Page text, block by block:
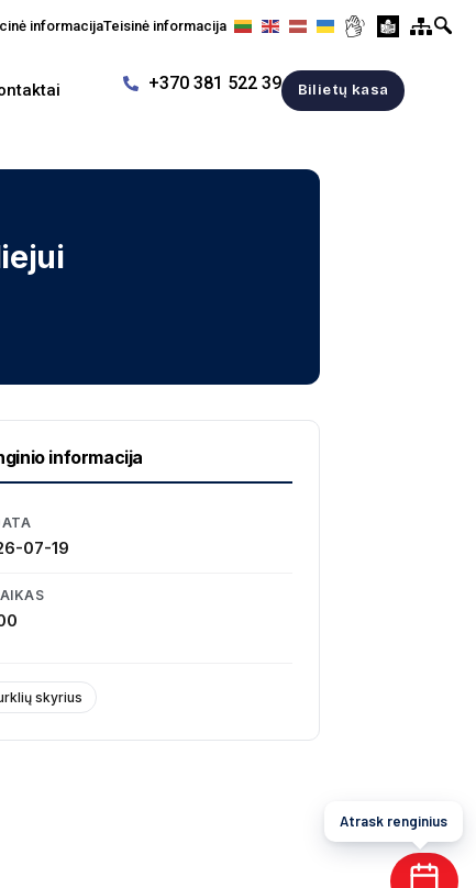
informacijaTeisinė informacija
+370 381 522 39 Bilietų kasa
informacija
07-19
skyrius
Atrask renginius